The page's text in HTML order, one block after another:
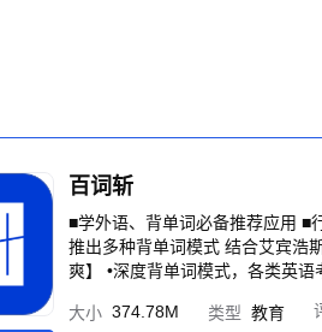
百词斩
■学外语、背单词必备推荐应用 ■行业用户规模No.1、
推出多种背单词模式 结合艾宾浩斯遗
爽】 •深度背单词模式，各类英语
需求 •覆盖小学/初中/高中/四六级
大小 374.78M 类型 教育